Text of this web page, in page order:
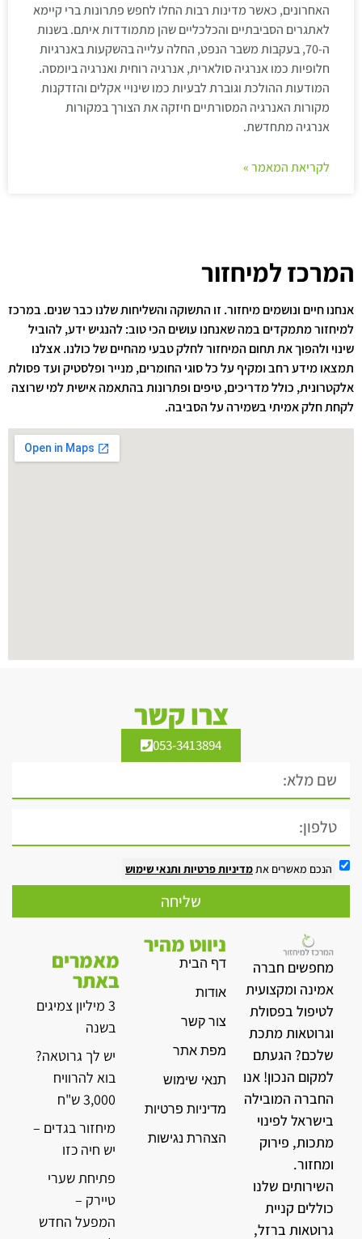
האחרונים, כאשר מדינות רבות החלו לחפש פתרונות ברי קיימא
לאתגרים הסביבתיים והכלכליים שהן מתמודדות איתם. בשנות
ה-70, בעקבות משבר הנפט, החלה עלייה בהשקעות באנרגיות
חלופיות כמו אנרגיה סולארית, אנרגיה רוחית ואנרגיה ביומסה.
המודעות ההולכת וגוברת לבעיות כמו שינויי אקלים והזדקנות
מקורות האנרגיה המסורתיים חיזקה את הצורך במקורות
אנרגיה מתחדשת.
לקריאת המאמר »
המרכז למיחזור
אנחנו חיים ונושמים מיחזור. זו התשוקה והשליחות שלנו כבר שנים. במרכז
למיחזור מתמקדים במה שאנחנו עושים הכי טוב: להנגיש ידע, להוביל
שינוי ולהפוך את תחום המיחזור לחלק טבעי מהחיים של כולנו. אצלנו
תמצאו מידע רחב ומקיף על כל סוגי החומרים, מנייר ופלסטיק ועד פסולת
אלקטרונית, כולל מדריכים, טיפים ופתרונות בהתאמה אישית למי שרוצה
לקחת חלק אמיתי בשמירה על הסביבה.
צרו קשר
053-3413894
הנכם מאשרים אתמדיניות פרטיות ותנאי שימוש
שליחה
מחפשים חברה
אמינה ומקצועית
לטיפול בפסולת
וגרוטאות מתכת
שלכם? הגעתם
למקום הנכון! אנו
החברה המובילה
בישראל לפינוי
מתכות, פירוק
ומחזור.
השירותים שלנו
כוללים קניית
גרוטאות ברזל,
ניווט מהיר
דף הבית
אודות
צור קשר
מפת אתר
תנאי שימוש
מדיניות פרטיות
הצהרת נגישות
מאמרים
באתר
3 מיליון צמיגים
בשנה
יש לך גרוטאה?
בוא להרוויח
3,000 ש"ח
מיחזור בגדים –
יש חיה כזו
פתיחת שערי
טיירק –
המפעל החדש